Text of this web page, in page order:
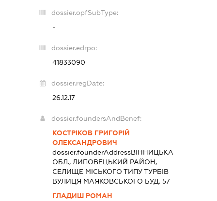
dossier.opfSubType:
-
dossier.edrpo:
41833090
dossier.regDate:
26.12.17
dossier.foundersAndBenef:
КОСТРІКОВ ГРИГОРІЙ
ОЛЕКСАНДРОВИЧ
dossier.founderAddressВІННИЦЬКА
ОБЛ., ЛИПОВЕЦЬКИЙ РАЙОН,
СЕЛИЩЕ МІСЬКОГО ТИПУ ТУРБІВ
ВУЛИЦЯ МАЯКОВСЬКОГО БУД. 57
ГЛАДИШ РОМАН